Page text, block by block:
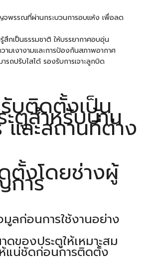
จพรรณที่ผ่านกระบวนการอบแห้ง เพื่อลด
สึกเป็นธรรมชาติ ให้บรรยากาศอบอุ่น
ามเงางามและการป้องกันสภาพอากาศ
รถปรับไสได้ รองรับการเจาะลูกบิด
บติดตั้งเป็น
ตูสำหรับบ้าน
และสถานที่ต่าง
ตั้งโดยช่างผู้
การ
ลก่อนการใช้งานอย่าง
ดของประตูให้เหมาะสม
ห้แน่ชัดก่อนการติดตั้ง